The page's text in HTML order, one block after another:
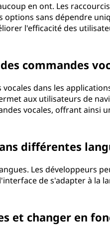
en ont. Les
options sans dépendre
l'efficacité des
commandes
dans les
aux utilisateurs de
vocales, offrant ainsi
différentes
Les développeurs
de s'adapter à la
et changer en